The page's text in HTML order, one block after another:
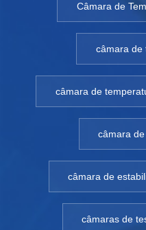
Câmara de
câmara de
câmara de
câmara
câmara de
câmaras de